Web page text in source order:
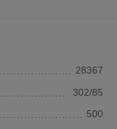
28367
302/85
500